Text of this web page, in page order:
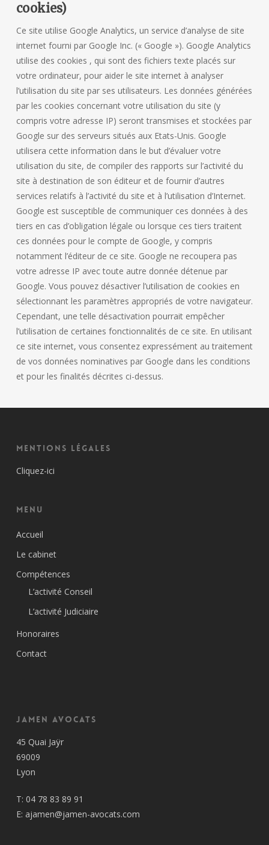
cookies)
Ce site utilise Google Analytics, un service d’analyse de site
internet fourni par Google Inc. (« Google »). Google Analytics
utilise des cookies , qui sont des fichiers texte placés sur
votre ordinateur, pour aider le site internet à analyser
l’utilisation du site par ses utilisateurs. Les données générées
par les cookies concernant votre utilisation du site (y
compris votre adresse IP) seront transmises et stockées par
Google sur des serveurs situés aux Etats-Unis. Google
utilisera cette information dans le but d’évaluer votre
utilisation du site, de compiler des rapports sur l’activité du
site à destination de son éditeur et de fournir d’autres
services relatifs à l’activité du site et à l’utilisation d’Internet.
Google est susceptible de communiquer ces données à des
tiers en cas d’obligation légale ou lorsque ces tiers traitent
ces données pour le compte de Google, y compris
notamment l’éditeur de ce site. Google ne recoupera pas
votre adresse IP avec toute autre donnée détenue par
Google. Vous pouvez désactiver l’utilisation de cookies en
sélectionnant les paramètres appropriés de votre navigateur.
Cependant, une telle désactivation pourrait empêcher
l’utilisation de certaines fonctionnalités de ce site. En utilisant
ce site internet, vous consentez expressément au traitement
de vos données nominatives par Google dans les conditions
et pour les finalités décrites ci-dessus.
Mentions Légales
Cliquez-ici
Menu
Accueil
Le cabinet
Compétences
L’activité Conseil
L’activité Judiciaire
Honoraires
Contact
Jamen Avocats
45 Quai Jaÿr
69009
Lyon
T: 04 78 83 89 91
E: ajamen@jamen-avocats.com